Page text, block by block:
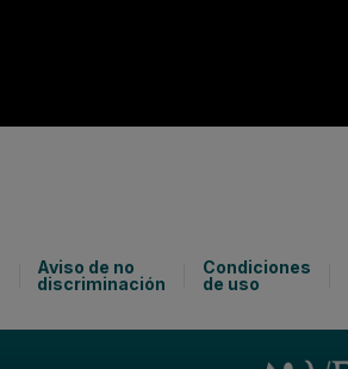
Aviso de no
discriminación
Condiciones
de uso